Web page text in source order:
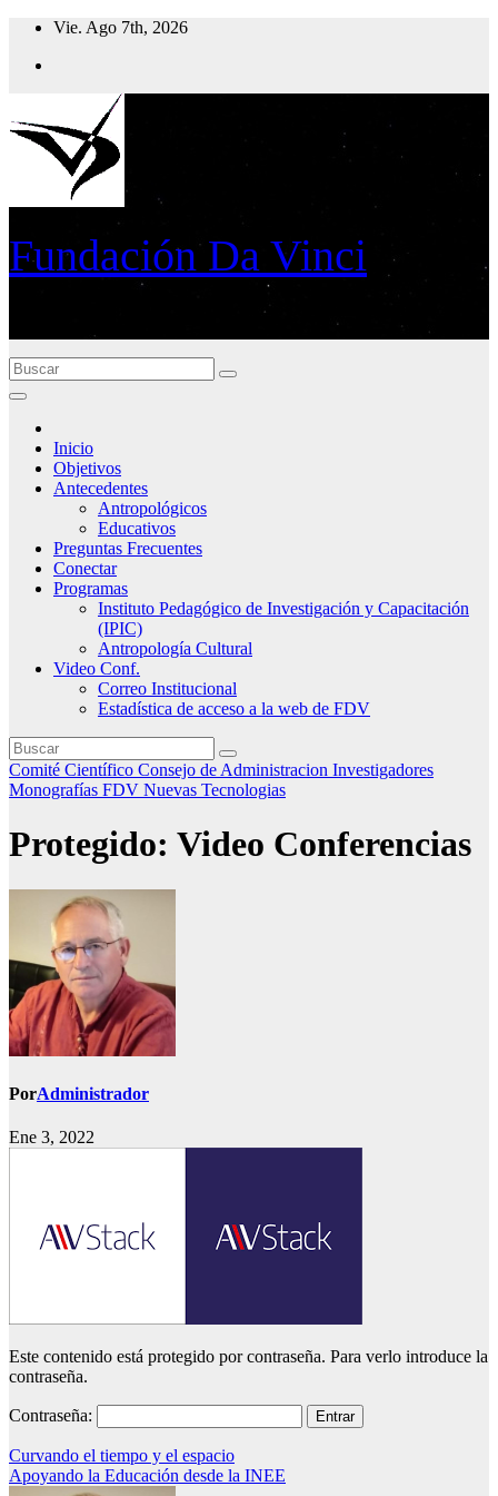
contenido
Vie. Ago 7th, 2026
Fundación Da Vinci
Educación en Ciencias y Tecnologías - Campus Tecnologico
Inicio
Objetivos
Antecedentes
Antropológicos
Educativos
Preguntas Frecuentes
Conectar
Programas
Instituto Pedagógico de Investigación y Capacitación
(IPIC)
Antropología Cultural
Video Conf.
Correo Institucional
Estadística de acceso a la web de FDV
Comité Científico Consejo de Administracion Investigadores
Monografías FDV Nuevas Tecnologias
Protegido: Video Conferencias
PorAdministrador
Ene 3, 2022
Este contenido está protegido por contraseña. Para verlo introduce la
contraseña.
Contraseña:
Navegación
de
Curvando el tiempo y el espacio
Apoyando la Educación desde la INEE